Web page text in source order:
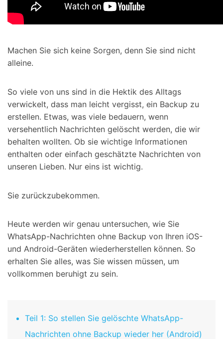
Machen Sie sich keine Sorgen, denn Sie sind nicht
alleine.
So viele von uns sind in die Hektik des Alltags
verwickelt, dass man leicht vergisst, ein Backup zu
erstellen. Etwas, was viele bedauern, wenn
versehentlich Nachrichten gelöscht werden, die wir
behalten wollten. Ob sie wichtige Informationen
enthalten oder einfach geschätzte Nachrichten von
unseren Lieben. Nur eins ist wichtig.
Sie zurückzubekommen.
Heute werden wir genau untersuchen, wie Sie
WhatsApp-Nachrichten ohne Backup von Ihren iOS-
und Android-Geräten wiederherstellen können. So
erhalten Sie alles, was Sie wissen müssen, um
vollkommen beruhigt zu sein.
Teil 1: So stellen Sie gelöschte WhatsApp-
Nachrichten ohne Backup wieder her (Android)